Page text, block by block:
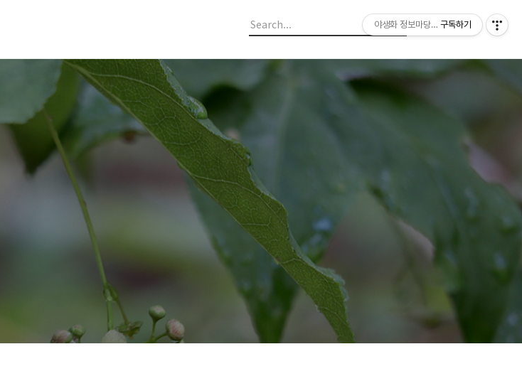
야생화 정보마당 입니다.
구독하기